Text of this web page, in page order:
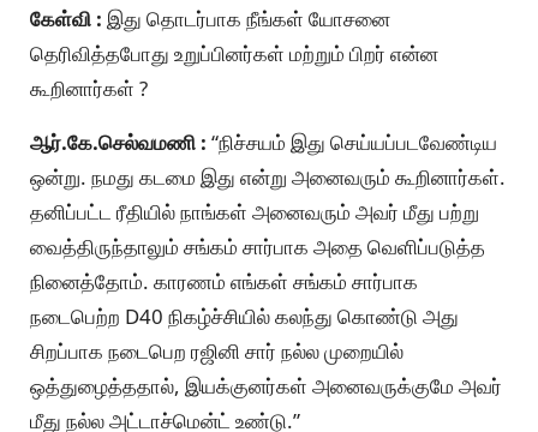
கேள்வி : இது தொடர்பாக நீங்கள் யோசனை
தெரிவித்தபோது உறுப்பினர்கள் மற்றும் பிறர் என்ன
கூறினார்கள் ?
ஆர்.கே.செல்வமணி : “நிச்சயம் இது செய்யப்படவேண்டிய
ஒன்று. நமது கடமை இது என்று அனைவரும் கூறினார்கள்.
தனிப்பட்ட ரீதியில் நாங்கள் அனைவரும் அவர் மீது பற்று
வைத்திருந்தாலும் சங்கம் சார்பாக அதை வெளிப்படுத்த
நினைத்தோம். காரணம் எங்கள் சங்கம் சார்பாக
நடைபெற்ற D40 நிகழ்ச்சியில் கலந்து கொண்டு அது
சிறப்பாக நடைபெற ரஜினி சார் நல்ல முறையில்
ஒத்துழைத்ததால், இயக்குனர்கள் அனைவருக்குமே அவர்
மீது நல்ல அட்டாச்மென்ட் உண்டு.”